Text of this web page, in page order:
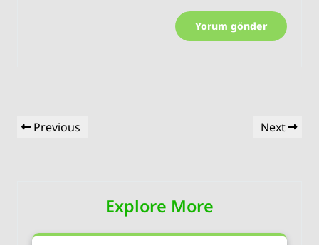
Yazı
gezinmesi
Previous
Previous
Next
Next
Explore More